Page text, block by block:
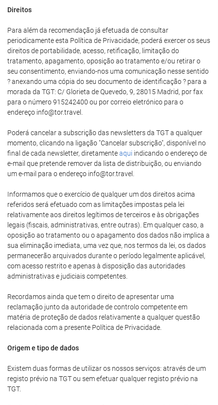
Direitos
Para além da recomendação já efetuada de consultar
periodicamente esta Política de Privacidade, poderá exercer os seus
direitos de portabilidade, acesso, retificação, limitação do
tratamento, apagamento, oposição ao tratamento e/ou retirar o
seu consentimento, enviando-nos uma comunicação nesse sentido
? anexando uma cópia do seu documento de identificação ? para a
morada da TGT: C/ Glorieta de Quevedo, 9, 28015 Madrid, por fax
para o número 915242400 ou por correio eletrónico para o
endereço info@tor.travel.
Poderá cancelar a subscrição das newsletters da TGT a qualquer
momento, clicando na ligação "Cancelar subscrição", disponível no
final de cada newsletter, diretamenteaqui indicando o endereço de
e-mail que pretende remover da lista de distribuição, ou enviando
um e-mail para o endereço info@tor.travel.
Informamos que o exercício de qualquer um dos direitos acima
referidos será efetuado com as limitações impostas pela lei
relativamente aos direitos legítimos de terceiros e às obrigações
legais (fiscais, administrativas, entre outras). Em qualquer caso, a
oposição ao tratamento ou o apagamento dos dados não implica a
sua eliminação imediata, uma vez que, nos termos da lei, os dados
permanecerão arquivados durante o período legalmente aplicável,
com acesso restrito e apenas à disposição das autoridades
administrativas e judiciais competentes.
Recordamos ainda que tem o direito de apresentar uma
reclamação junto da autoridade de controlo competente em
matéria de proteção de dados relativamente a qualquer questão
relacionada com a presente Política de Privacidade.
Origem e tipo de dados
Existem duas formas de utilizar os nossos serviços: através de um
registo prévio na TGT ou sem efetuar qualquer registo prévio na
TGT.